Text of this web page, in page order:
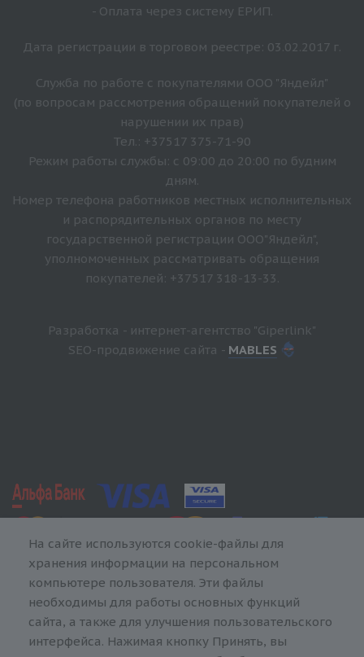
- Оплата через систему ЕРИП.
Дата регистрации в торговом реестре: 03.02.2017 г.
Служба по работе с покупателями ООО "Яндейл"
(по вопросам рассмотрения обращений покупателей о
нарушении их прав)
Тел.: +37517 375-71-90
Режим работы службы: с 09:00 до 20:00 по будним
дням.
Номер телефона работников местных исполнительных
и распорядительных органов по месту
государственной регистрации ООО"Яндейл",
уполномоченных рассматривать обращения
покупателей: +37517 318-13-33.
Разработка - интернет-агентство "Giperlink"
SEO-продвижение сайта - MABLES
На сайте используются cookie-файлы для
хранения информации на персональном
компьютере пользователя. Эти файлы
необходимы для работы основных функций
сайта, а также для улучшения пользовательского
интерфейса. Нажимая кнопку Принять, вы